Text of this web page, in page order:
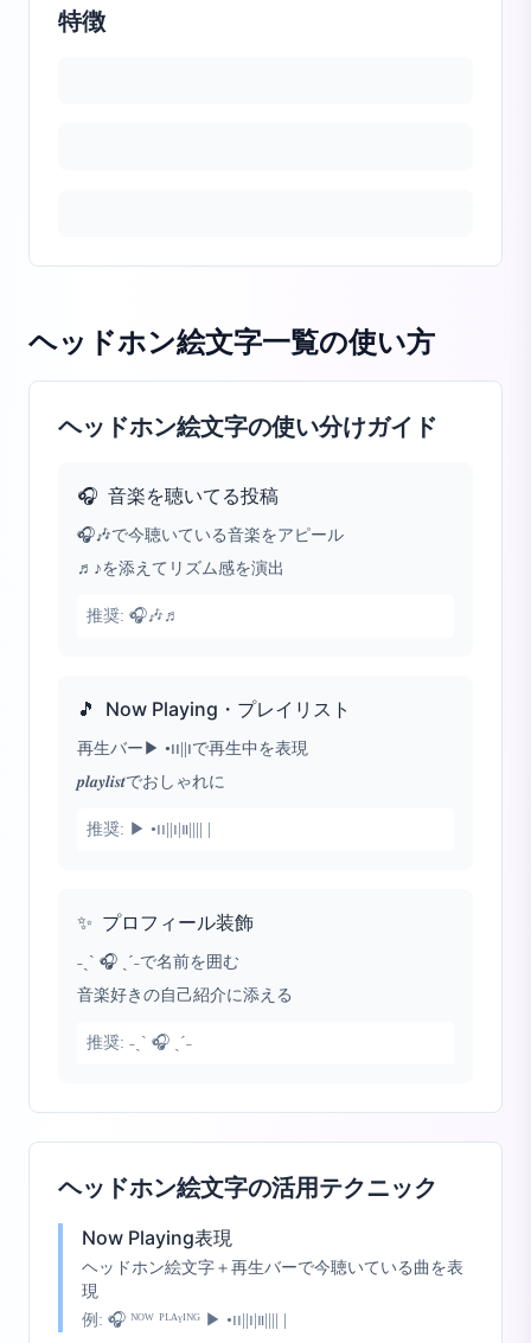
特徴
ヘッドホン絵文字一覧の使い方
ヘッドホン絵文字の使い分けガイド
🎧 音楽を聴いてる投稿
🎧🎶で今聴いている音楽をアピール
♬♪を添えてリズム感を演出
推奨: 🎧🎶♬
🎵 Now Playing・プレイリスト
再生バー▶︎ •၊၊||၊で再生中を表現
𝒑𝒍𝒂𝒚𝒍𝒊𝒔𝒕でおしゃれに
推奨: ▶︎ •၊၊||၊|။|||| |
✨ プロフィール装飾
˗ˏˋ 🎧 ˎˊ˗で名前を囲む
音楽好きの自己紹介に添える
推奨: ˗ˏˋ 🎧 ˎˊ˗
ヘッドホン絵文字の活用テクニック
Now Playing表現
ヘッドホン絵文字＋再生バーで今聴いている曲を表
現
例: 🎧 ᴺᴼᵂ ᴾᴸᴬᵞᴵᴺᴳ ▶︎ •၊၊||၊|။|||| |